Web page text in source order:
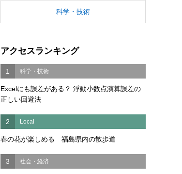
科学・技術
アクセスランキング
1 科学・技術
Excelにも誤差がある？ 浮動小数点演算誤差の
正しい回避法
2 Local
春の花が楽しめる 福島県内の散歩道
3 社会・経済